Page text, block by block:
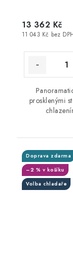
11 043 Kč bez
13 362 Kč
prosklenými
Doprava zdarma
–2 % v košíku
Volba chladaře